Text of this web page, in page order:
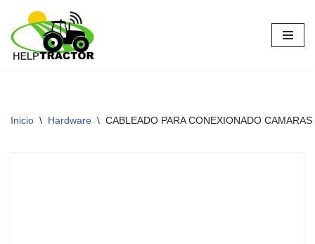
Saltar
al
Inicio \ Hardware \ CABLEADO PARA CONEXIONADO